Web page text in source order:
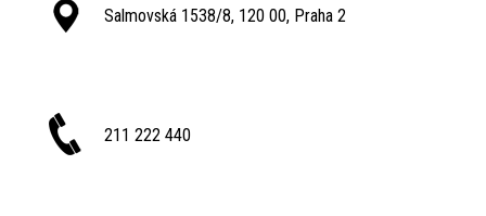
Salmovská 1538/8, 120 00, Praha 2
211 222 440